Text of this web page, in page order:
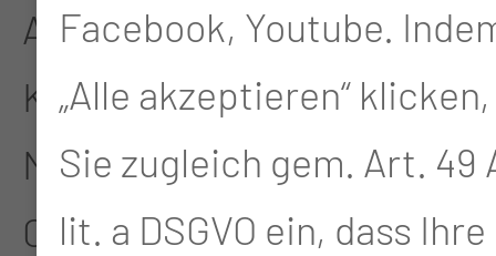
Ausbildung zur
Krankenschwester an der
Medizinischen Fachschule
Cottbus
Facebook, Youtube.
„Alle akzeptieren“
Sie zugleich gem. Art. 49
lit. a DSGVO ein, dass